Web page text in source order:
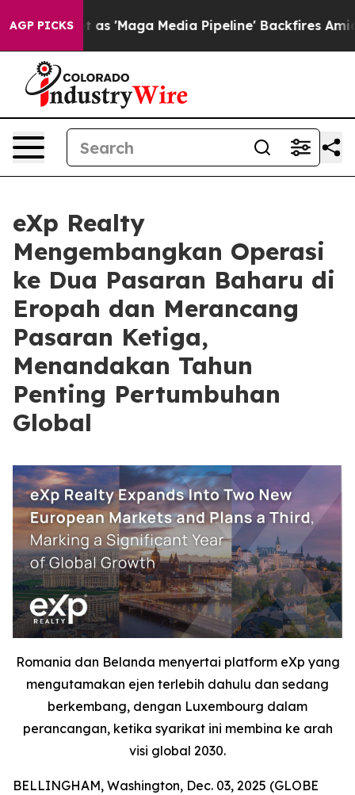
AGP PICKS
Quiet as 'Maga Media Pipeline' Backfires Amid
eXp Realty
Mengembangkan Operasi
ke Dua Pasaran Baharu di
Eropah dan Merancang
Pasaran Ketiga,
Menandakan Tahun
Penting Pertumbuhan
Global
Romania dan Belanda menyertai platform eXp yang
mengutamakan ejen terlebih dahulu dan sedang
berkembang, dengan Luxembourg dalam
perancangan, ketika syarikat ini membina ke arah
visi global 2030.
BELLINGHAM, Washington, Dec. 03, 2025 (GLOBE